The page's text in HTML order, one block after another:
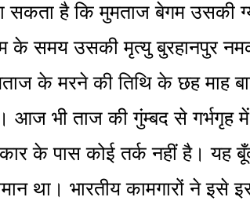
सकता है कि मुमताज बेगम उसकी
के समय उसकी मृत्यु बुरहानपुर
के मरने की तिथि के छह माह
आज भी ताज की गुंम्बद से गर्भगृह
के पास कोई तर्क नहीं है। यह
था। भारतीय कामगारों ने इसे